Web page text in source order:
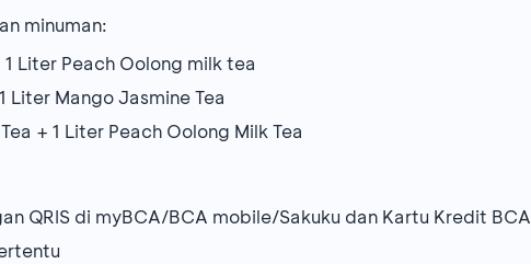
minuman:
Liter Peach Oolong milk tea
Liter Mango Jasmine Tea
+ 1 Liter Peach Oolong Milk Tea
QRIS di myBCA/BCA mobile/Sakuku dan Kartu Kredit BCA